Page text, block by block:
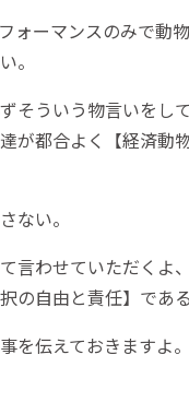
ォーマンスのみで動
。
ずそういう物言いをし
が都合よく【経済動
ない。
言わせていただくよ
の自由と責任】である
を伝えておきますよ。